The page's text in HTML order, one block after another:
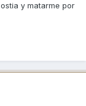
y matarme por